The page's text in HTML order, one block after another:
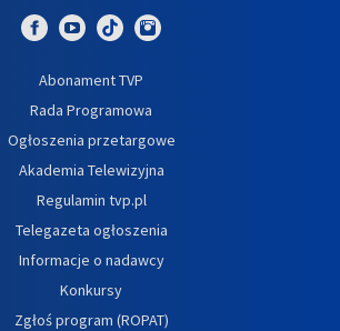
Abonament TVP
Rada Programowa
Ogłoszenia przetargowe
Akademia Telewizyjna
Regulamin tvp.pl
Telegazeta ogłoszenia
Informacje o nadawcy
Konkursy
Zgłoś program (ROPAT)